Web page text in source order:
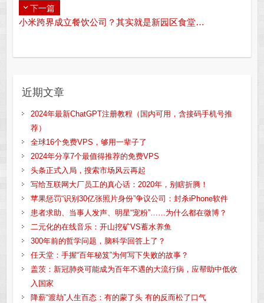
下一篇
小米跨界成立餐饮公司？其实就是新园区食堂…
近期文章
2024年最新ChatGPT注册教程（国内可用，含接码手机号推
荐）
全球16个免费VPS，够用一辈子了
2024年分享7个最值得推荐的免费VPS
头条正式入局，搜索市场风云再起
写给互联网大厂员工的真心话：2020年，别瞎折腾！
苹果惩罚“识别30亿张照片身份”争议公司：封杀iPhone软件
患者求助、当事人发声、明星“宠粉”……为什么都在微博？
二元化的在线音乐：开山挖矿VS蓄水养鱼
300年前的哲学问题，脑科学回答上了？
任天堂：手握“百年秘笈”为何写下失败的故事？
盖茨：新冠肺炎可能成为百年不遇的大流行病，应帮助中低收
入国家
降薪“渡劫”人生百态：有的蒙了头 有的反而松了口气